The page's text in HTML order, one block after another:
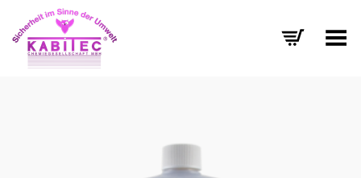
Menü umschalten